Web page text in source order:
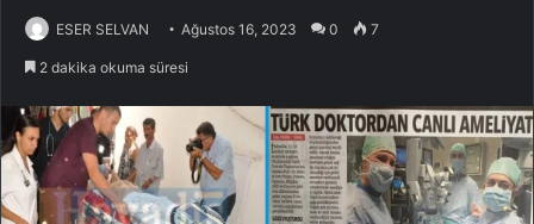
ESER SELVAN Ağustos 16, 2023 0 7
2 dakika okuma süresi